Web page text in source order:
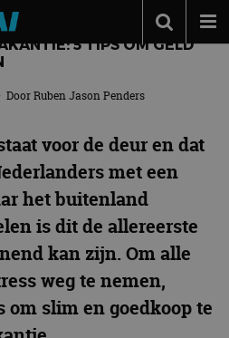
IN HET BUITENLAND
5 TIPS OM GELD
DoorRuben Jason Penders
voor de deur en dat
met een
het buitenland
is dit de allereerste
kan zijn. Om alle
weg te nemen,
om slim en goedkoop te